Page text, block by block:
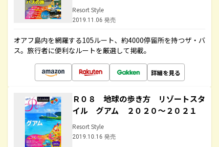
Resort Style
2019.11.06 発売
オアフ島内を網羅する105ルート、約4000停留所を持つザ・バ
ス。旅行者に便利なルートを厳選して掲載。
詳細を見る
Ｒ０８ 地球の歩き方 リゾートスタ
イル グアム ２０２０～２０２１
Resort Style
2019.10.16 発売